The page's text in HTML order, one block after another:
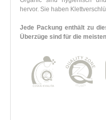
hervor. Sie haben
Jede Packung enthält zu
Überzüge sind für die